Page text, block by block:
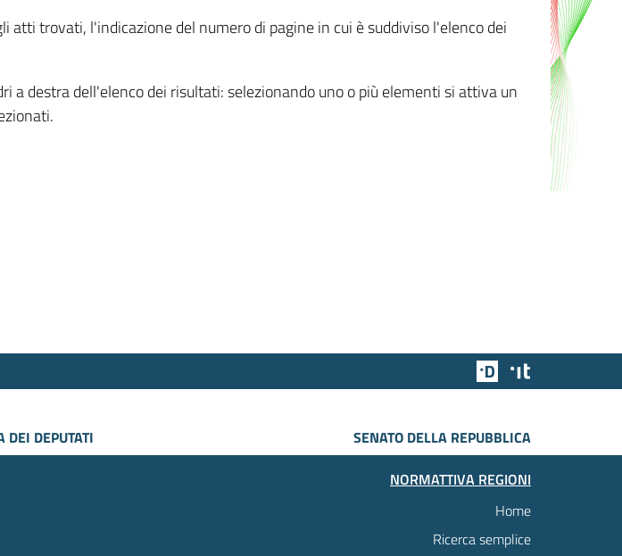
trovati, l'indicazione del numero di pagine in cui è suddiviso l'elenco dei
destra dell'elenco dei risultati: selezionando uno o più elementi si attiva un
Team Digitale
DEI DEPUTATI
SENATO DELLA REPUBBLICA
NORMATTIVA REGIONI
Home
Ricerca semplice